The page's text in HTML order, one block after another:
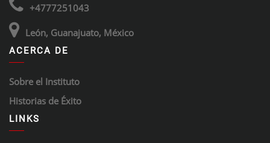
+4777251043
León, Guanajuato, México
ACERCA DE
Sobre el Instituto
Historias de Éxito
LINKS